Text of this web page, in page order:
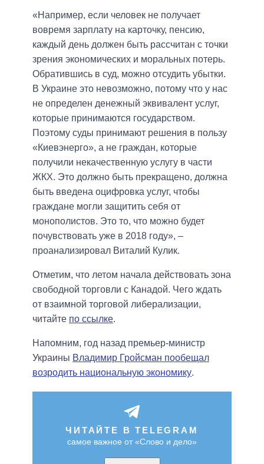
«Например, если человек не получает
вовремя зарплату на карточку, пенсию,
каждый день должен быть рассчитан с точки
зрения экономических и моральных потерь.
Обратившись в суд, можно отсудить убытки.
В Украине это невозможно, потому что у нас
не определен денежный эквивалент услуг,
которые принимаются государством.
Поэтому суды принимают решения в пользу
«Киевэнерго», а не граждан, которые
получили некачественную услугу в части
ЖКХ. Это должно быть прекращено, должна
быть введена оцифровка услуг, чтобы
граждане могли защитить себя от
монополистов. Это то, что можно будет
почувствовать уже в 2018 году», –
проанализировал Виталий Кулик.
Отметим, что летом начала действовать зона
свободной торговли с Канадой. Чего ждать
от взаимной торговой либерализации,
читайте по ссылке.
Напомним, год назад премьер-министр
Украины Владимир Гройсман пообещал
возродить национальную экономику.
ЧИТАЙТЕ В TELEGRAM
самое важное от «Слово и дело»